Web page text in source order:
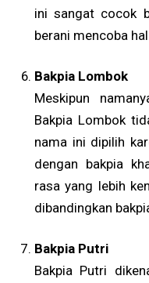
ini sangat cocok
berani mencoba
Bakpia Lombok
Meskipun
Bakpia Lombok
nama ini dipilih
dengan bakpia
rasa yang lebih
dibandingkan
Bakpia Putri
Bakpia Putri